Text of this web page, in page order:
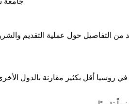
التفاصيل حول عملية التقديم
أقل بكثير مقارنة بالدول الأخرى